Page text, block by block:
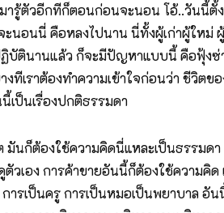
ารู้ตัวอีกทีก็ตอนก่อนจะนอน โอ้..วันนี้ตั้
ะนอนนี่ คือหลงไปนาน นี่ทั้งผู้เก่าผู้ใหม่
บัตินานแล้ว ก็จะมีปัญหาแบบนี้ คือฟุ้งซ่
เราต้องทำความเข้าใจก่อนว่า ชีวิตขอ
เป็นเรื่องปกติธรรมดา
มันก็ต้องใช้ความคิดนี่แหละเป็นธรรมดา
วเอง การค้าขายอันนี้ก็ต้องใช้ความคิด
ารเป็นครู การเป็นหมอเป็นพยาบาล อั